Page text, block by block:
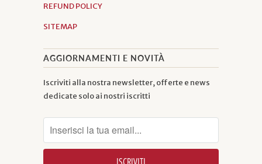
REFUND POLICY
SITEMAP
AGGIORNAMENTI E NOVITÀ
Iscriviti alla nostra newsletter, offerte e news
dedicate solo ai nostri iscritti